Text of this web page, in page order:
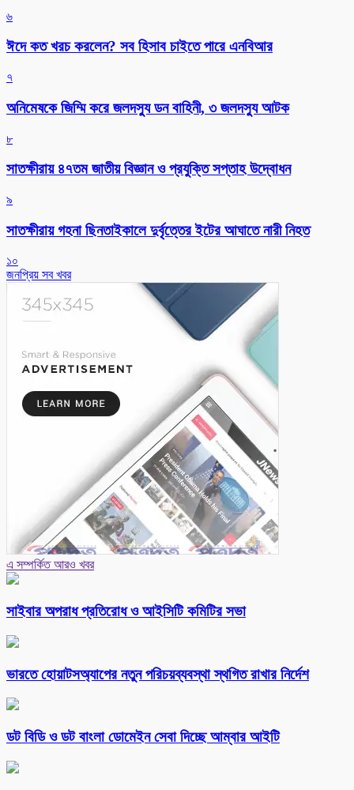
৬
ঈদে কত খরচ করলেন? সব হিসাব চাইতে পারে এনবিআর
৭
অনিমেষকে জিম্মি করে জলদস্যু ডন বাহিনী, ৩ জলদস্যু আটক
৮
সাতক্ষীরায় ৪৭তম জাতীয় বিজ্ঞান ও প্রযুক্তি সপ্তাহ উদ্বোধন
৯
সাতক্ষীরায় গহনা ছিনতাইকালে দুর্বৃত্তের ইটের আঘাতে নারী নিহত
১০
জনপ্রিয় সব খবর
এ সম্পর্কিত আরও খবর
সাইবার অপরাধ প্রতিরোধ ও আইসিটি কমিটির সভা
ভারতে হোয়াটসঅ্যাপের নতুন পরিচয়ব্যবস্থা স্থগিত রাখার নির্দেশ
ডট বিডি ও ডট বাংলা ডোমেইন সেবা দিচ্ছে আম্বার আইটি